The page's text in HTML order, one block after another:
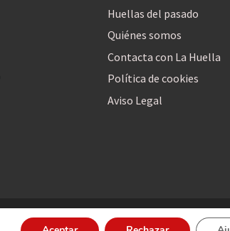
Huellas del pasado
Quiénes somos
Contacta con La Huella
Política de cookies
Aviso Legal